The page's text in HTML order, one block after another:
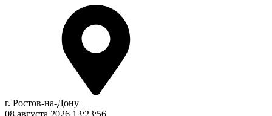
г. Ростов-на-Дону
08 августа 2026 13:23:56